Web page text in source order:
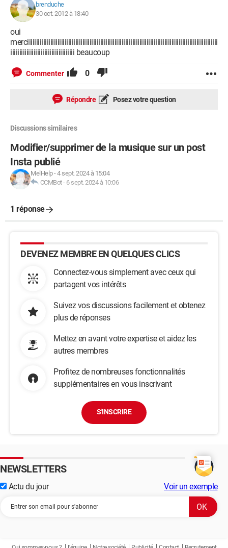
brenduche
30 oct. 2012 à 18:40
oui
merciiiiiiiiiiiiiiiiiiiiiiiiiiiiiiiiiiiiiiiiiiiiiiiiiiiiiiiiiiiiiiiiiiiiiiiiiiiiiiiiiiiiiiiiiiiiiiiiiiiiiiiiiii
iiiiiiiiiiiiiiiiiiiiiiiiiiiiiiiiiiii beaucoup
Commenter 0
Répondre Posez votre question
Discussions similaires
Modifier/supprimer de la musique sur un post
Insta publié
MelHelp-4 sept. 2024 à 15:04
CCMBot- 6 sept. 2024 à 10:06
1 réponse
DEVENEZ MEMBRE EN QUELQUES CLICS
Connectez-vous simplement avec ceux qui
partagent vos intérêts
Suivez vos discussions facilement et obtenez
plus de réponses
Mettez en avant votre expertise et aidez les
autres membres
Profitez de nombreuses fonctionnalités
supplémentaires en vous inscrivant
S'INSCRIRE
NEWSLETTERS
Actu du jour Voir un exemple